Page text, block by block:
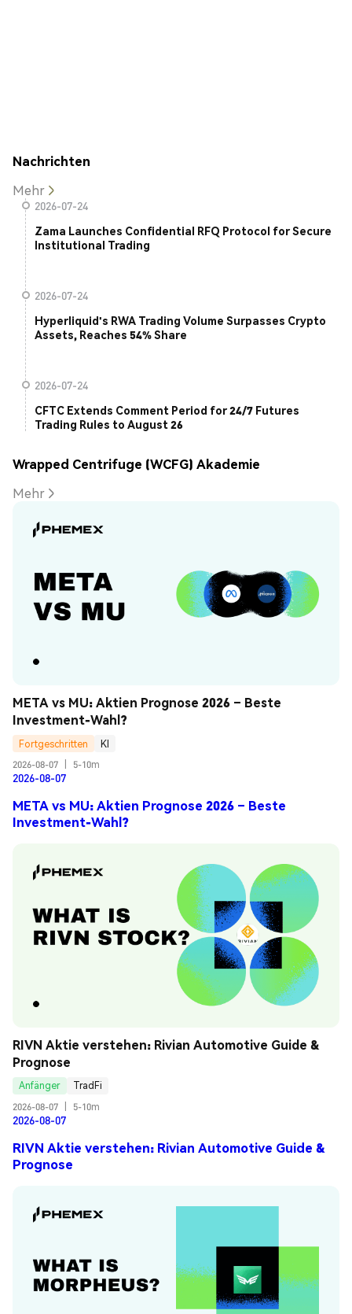
Nachrichten
Mehr
2026-07-24
Zama Launches Confidential RFQ Protocol for Secure
Institutional Trading
2026-07-24
Hyperliquid's RWA Trading Volume Surpasses Crypto
Assets, Reaches 54% Share
2026-07-24
CFTC Extends Comment Period for 24/7 Futures
Trading Rules to August 26
Wrapped Centrifuge (WCFG) Akademie
Mehr
META vs MU: Aktien Prognose 2026 – Beste
Investment-Wahl?
Fortgeschritten
KI
2026-08-07
5-10m
2026-08-07
META vs MU: Aktien Prognose 2026 – Beste
Investment-Wahl?
RIVN Aktie verstehen: Rivian Automotive Guide &
Prognose
Anfänger
TradFi
2026-08-07
5-10m
2026-08-07
RIVN Aktie verstehen: Rivian Automotive Guide &
Prognose